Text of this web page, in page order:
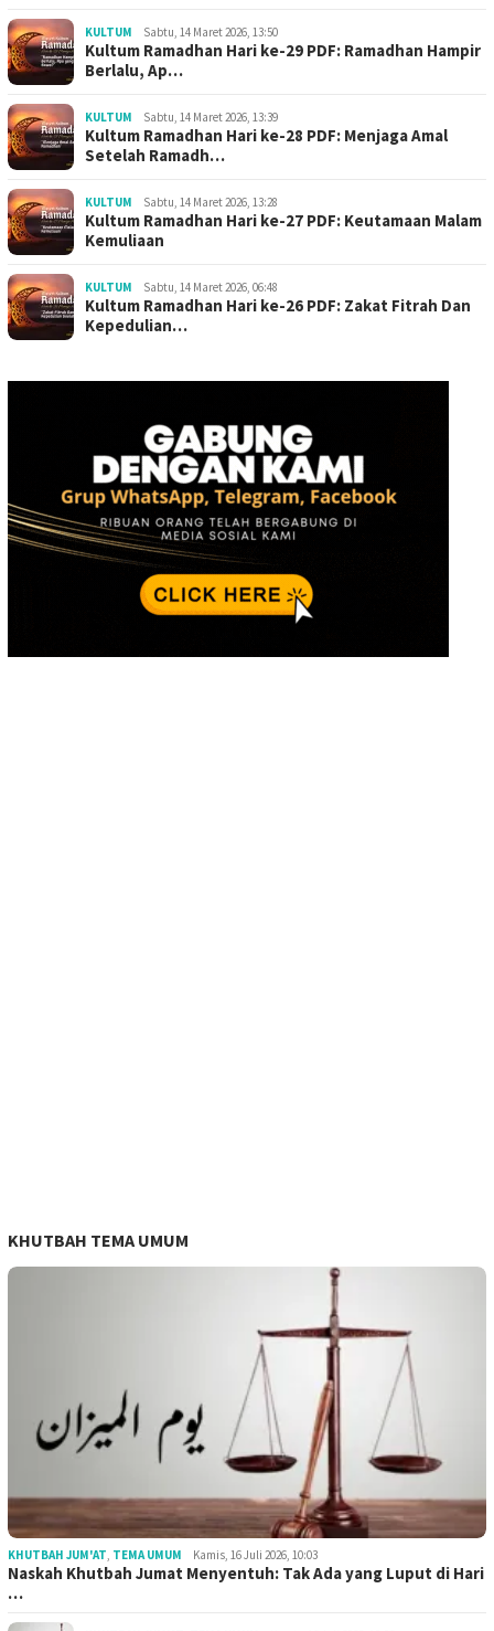
KULTUM Sabtu, 14 Maret 2026, 13:50
Kultum Ramadhan Hari ke-29 PDF: Ramadhan Hampir
Berlalu, Ap…
KULTUM Sabtu, 14 Maret 2026, 13:39
Kultum Ramadhan Hari ke-28 PDF: Menjaga Amal
Setelah Ramadh…
KULTUM Sabtu, 14 Maret 2026, 13:28
Kultum Ramadhan Hari ke-27 PDF: Keutamaan Malam
Kemuliaan
KULTUM Sabtu, 14 Maret 2026, 06:48
Kultum Ramadhan Hari ke-26 PDF: Zakat Fitrah Dan
Kepedulian…
KHUTBAH TEMA UMUM
KHUTBAH JUM'AT TEMA UMUM Kamis, 16 Juli 2026, 10:03
Naskah Khutbah Jumat Menyentuh: Tak Ada yang Luput di Hari
…